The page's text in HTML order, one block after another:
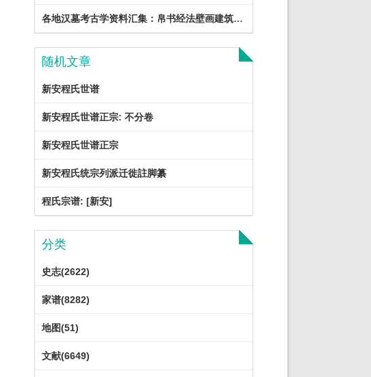
各地汉墓考古学资料汇集：帛书经法壁画建筑发掘报告文物简牍医书等PDF电子版
随机文章
新安程氏世谱
新安程氏世谱正宗: 不分卷
新安程氏世谱正宗
新安程氏统宗列派迁徙註脚纂
程氏宗谱: [新安]
分类
史志(2622)
家谱(8282)
地图(51)
文献(6649)